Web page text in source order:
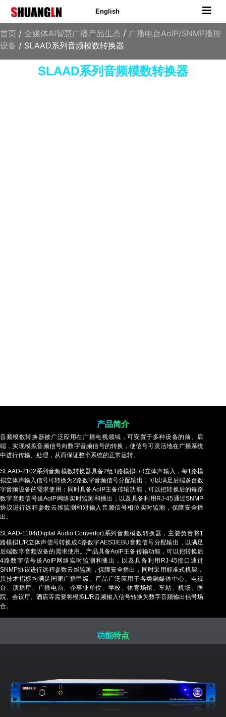
English
首页 / 全媒体AI智慧广播产品生态 / 广播电台AoIP/SNMP播控
设备 / SLAAD系列音频模数转换器
SLAAD系列音频模数转换器
产品简介
音频模数转换器被广泛应用在广播电视领域，可安置于多种设备的前、后
端，实现模拟音频信号向数字音频信号的转换，使信号可灵活地在广播系统
中进行传输、处理，从而保证整个系统的正常运转。
SLAAD-2102系列音频模数转换器具备2组1路模拟L/R立体声输入，每1路模
拟立体声输入信号可转换为2路数字音频信号分配输出，可以满足后端多台数
字音频设备的需求使用；同时具备AoIP主备传输功能，可以把转换后的每路
数字音频信号送AoIP网络实时监测和播出；以及具备利用RJ-45通过SNMP
协议进行远程参数云维监测和对输入音频信号相位实时监测，保障安全播
出。
SLAAD-1104(Digital Audio Convertor)系列音频模数转换器，主要负责将1
路模拟L/R立体声信号转换成4路数字AES3/EBU音频信号分配输出，以满足
后端数字音频设备的需求使用。产品具备AoIP主备传输功能，可以把转换后
4路数字信号送AoIP网络实时监测和播出，以及具备利用RJ-45接口通过
SNMP协议进行远程参数云维监测，保障安全播出，同时采用标准式机架，
其技术指标均满足国家广播甲级。产品广泛应用于各类融媒体中心、电视
台、演播厅、广播电台、企事业单位、学校、体育场馆、车站、机场、医
院、会议厅、酒店等需要将模拟L/R音频输入信号转换为数字音频输出信号场
合。
功能特点